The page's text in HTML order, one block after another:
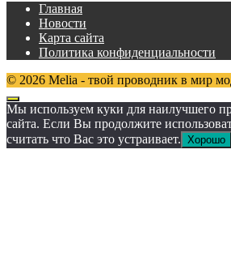
Главная
Новости
Карта сайта
Политика конфиденциальности
© 2026 Melia - твой проводник в мир
Мы используем куки для наилучшего
сайта. Если Вы продолжите
считать что Вас это устраивает. Хорошо